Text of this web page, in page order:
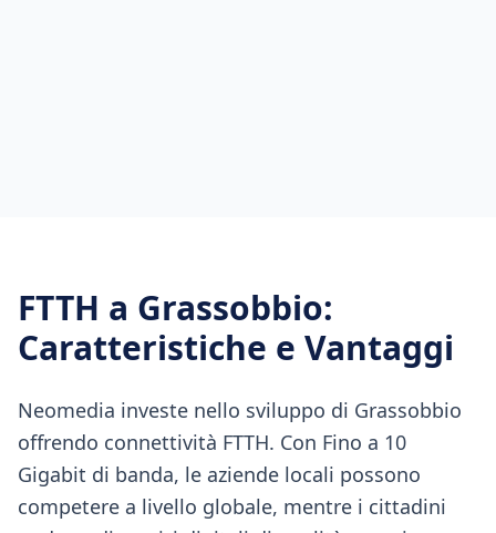
FTTH a Grassobbio:
Caratteristiche e Vantaggi
Neomedia investe nello sviluppo di Grassobbio
offrendo connettività FTTH. Con Fino a 10
Gigabit di banda, le aziende locali possono
competere a livello globale, mentre i cittadini